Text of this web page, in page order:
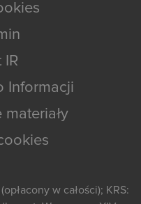
IR
Informacji
w całości); KRS: